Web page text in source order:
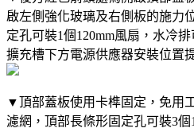
啟左側強化玻璃及右側板的施力
定孔可裝1個120mm風扇，水冷
擴充槽下方電源供應器安裝位置
▼頂部蓋板使用卡榫固定，免用
濾網，頂部長條形固定孔可裝3個